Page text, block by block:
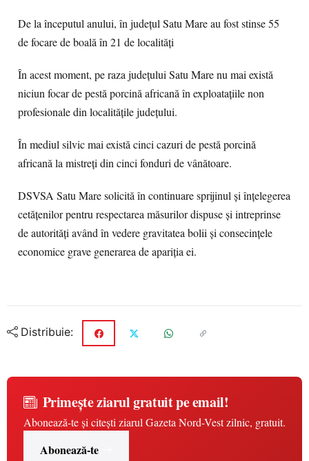
De la începutul anului, în județul Satu Mare au fost stinse 55
de focare de boală în 21 de localități
În acest moment, pe raza județului Satu Mare nu mai există
niciun focar de pestă porcină africană în exploatațiile non
profesionale din localitățile județului.
În mediul silvic mai există cinci cazuri de pestă porcină
africană la mistreți din cinci fonduri de vânătoare.
DSVSA Satu Mare solicită în continuare sprijinul și înțelegerea
cetățenilor pentru respectarea măsurilor dispuse și intreprinse
de autorități având în vedere gravitatea bolii și consecințele
economice grave generarea de apariția ei.
Distribuie:
Primește ziarul gratuit pe email!
Abonează-te și citești ziarul Gazeta Nord-Vest zilnic, gratuit.
Abonează-te